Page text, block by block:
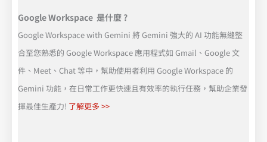
Google Workspace 是什麼 ?
Google Workspace with Gemini 將 Gemini 強大的 AI 功能無縫整
合至您熟悉的 Google Workspace 應用程式如 Gmail、Google 文
件、Meet、Chat 等中，幫助使用者利用 Google Workspace 的
Gemini 功能，在日常工作更快速且有效率的執行任務，幫助企業發
揮最佳生產力! 了解更多 >>